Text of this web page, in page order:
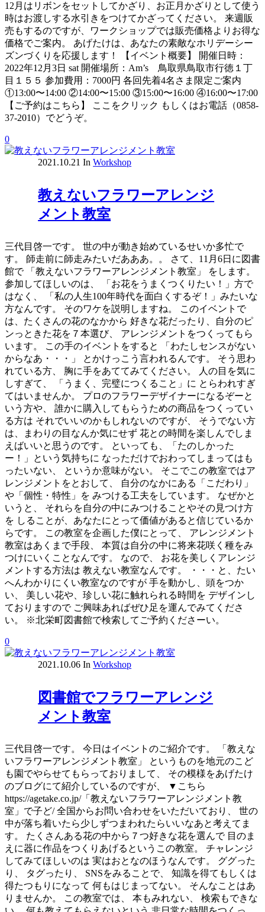
12月はリボンをセットしてかざり、お正月かざりとして使う
時はお渡しする水引きをつけてかざってください。 来週販
売もするのですが、ワークショップでは販売価格よりお得な
価格でご案内。 あげたけは、あなたの素敵なホリデーシー
ズンづくりを応援します！ 【イベント概要】 開催日時：
2022年12月3日 sat 開催場所：Am’s 鳥取県鳥取市行徳１丁
目１５５ 参加費用：7000円 各回先着4名さま限定ご案内
①13:00〜14:00 ②14:00〜15:00 ③15:00〜16:00 ④16:00〜17:00
【ご予約はこちら】 ここをクリック もしくはお電話（0858-
37-2010）でどうぞ。
0
2021.10.21 In Workshop
教えないフラワーアレンジ
メント教室
三代目啓一です。 世の中が動き始めているせいか多忙で
す。 師走前に師走みたいだあああ。。 さて、11月6日に図書
館で 「教えないフラワーアレンジメント教室」 をします。
参加してほしいのは、 「お花をうまくつくりたい！」方で
はなく、 「私の人生100年時代を面白くするぞ！」みたいな
方なんです。 そのワケを説明しますね。 このイベントで
は、たくさんの花のなかから 好きな花だったり、自分のピ
ンっときた花を７本選び、 アレンジメントをつくってもら
います。 この手のイベントをすると 「わたしセンスがない
からなあ・・・」 とかけっこう言われるんです。 そう思わ
れている方、 胸に手をあててみてください。 人の目を気に
しすぎて、 「うまく、完璧につくること」に とらわれすぎ
てはいませんか。 プロのフラワーデザイナーになるぞーと
いう方や、 誰かに購入してもらうための商品をつくってい
る方は それでいいのかもしれないのですが、 そうでない方
は、まわりの目なんか気にせず 花との時間を楽しんでしま
えばいいと思うのです。 といっても、「たのしかった
ー！」という気持ちに なっただけでおわってしまってはも
ったいない、 というか意味がない。 そこでこの教室ではア
レンジメントをとおして、 自分のなかにある「こだわり」
や「個性・特性」を みつける工夫をしています。 なぜかと
いうと、 それらを自分の中にみつけることやその見つけ方
を しることが、あなたにとって価値があると信じているか
らです。 この教室を企画した僕にとって、 アレンジメント
教室はあくまで手段、 本質は自分の中に将来花咲く種をみ
つけにいくことなんです。 なので、 お花を美しくアレンジ
メントする方法は 教えない教室なんです。 ・・・と、たい
へんわかりにくい教室なのですが 手を動かし、頭をつか
い、 美しい花や、珍しい花に触れられる時間を デザインし
ておりますので ご興味あればぜひ足を運んでみてくださ
い。 ※北栄町図書館で検索してご予約くださーい。
0
2021.10.06 In Workshop
図書館でフラワーアレンジ
メント教室
三代目啓一です。 今日はイベントのご紹介です。 「教えな
いフラワーアレンジメント教室」 というものを地元のこど
も園でやらせてもらっておりまして、 その模様をあげたけ
のブログにて紹介しているのですが、 ▼こちら
https://agetake.co.jp/「教えないフラワーアレンジメント教
室」で子ど/ 全国からお問い合わせをいただいており、 世の
中が落ち着いたら少しずつまわれたらいいなあと考えてま
す。 たくさんある花の中から７つ好きな花を選んで 目のま
えに器に作品をつくりあげるというこの教室。 チャレンジ
してみてほしいのは 実はおとなのほうなんです。 ググった
り、 タグったり、 SNSをみることで、 知識を得てもしくは
得たつもりになって 何もはじまってない。 そんなことはあ
りませんか。 この教室では、 本もみれない、 検索もできな